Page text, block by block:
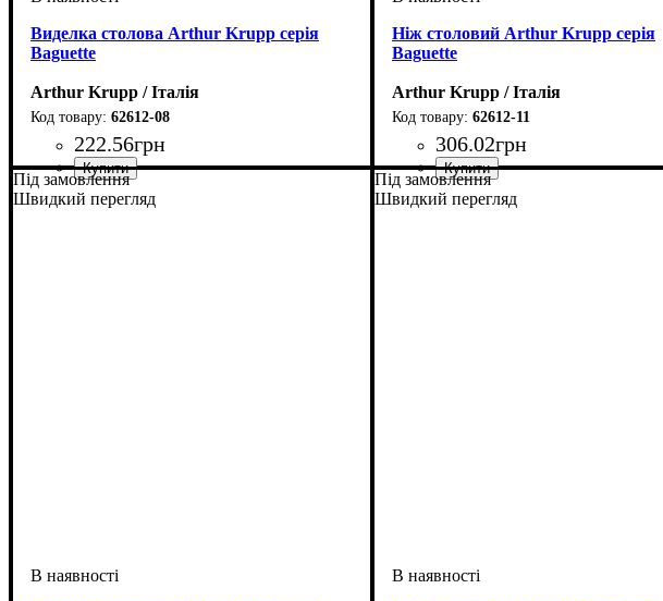
Виделка столова Arthur Krupp серія
Baguette
Arthur Krupp / Італія
62612-08
222.56грн
Ніж столовий Arthur Krupp серія
Baguette
Arthur Krupp / Італія
62612-11
306.02грн
Під замовлення
Швидкий перегляд
Під замовлення
Швидкий перегляд